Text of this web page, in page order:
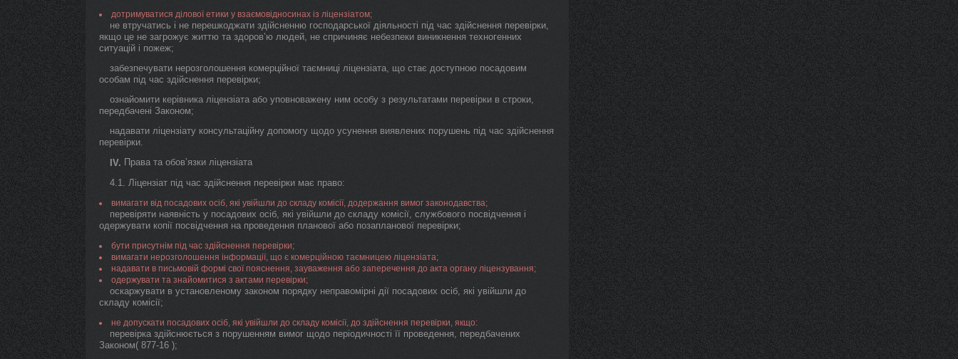
дотримуватися ділової етики у взаємовідносинах із ліцензіатом;
не втручатись і не перешкоджати здійсненню господарської діяльності під час здійснення перевірки,
якщо це не загрожує життю та здоров’ю людей, не спричиняє небезпеки виникнення техногенних
ситуацій і пожеж;
забезпечувати нерозголошення комерційної таємниці ліцензіата, що стає доступною посадовим
особам під час здійснення перевірки;
ознайомити керівника ліцензіата або уповноважену ним особу з результатами перевірки в строки,
передбачені Законом;
надавати ліцензіату консультаційну допомогу щодо усунення виявлених порушень під час здійснення
перевірки.
IV. Права та обов’язки ліцензіата
4.1. Ліцензіат під час здійснення перевірки має право:
вимагати від посадових осіб, які увійшли до складу комісії, додержання вимог законодавства;
перевіряти наявність у посадових осіб, які увійшли до складу комісії, службового посвідчення і
одержувати копії посвідчення на проведення планової або позапланової перевірки;
бути присутнім під час здійснення перевірки;
вимагати нерозголошення інформації, що є комерційною таємницею ліцензіата;
надавати в письмовій формі свої пояснення, зауваження або заперечення до акта органу ліцензування;
одержувати та знайомитися з актами перевірки;
оскаржувати в установленому законом порядку неправомірні дії посадових осіб, які увійшли до
складу комісії;
не допускати посадових осіб, які увійшли до складу комісії, до здійснення перевірки, якщо:
перевірка здійснюється з порушенням вимог щодо періодичності її проведення, передбачених
Законом( 877-16 );